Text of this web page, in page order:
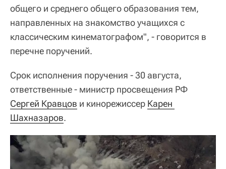
общего и среднего общего образования тем,
направленных на знакомство учащихся с
классическим кинематографом", - говорится в
перечне поручений.
Срок исполнения поручения - 30 августа,
ответственные - министр просвещения РФ
Сергей Кравцов и кинорежиссер Карен
Шахназаров.